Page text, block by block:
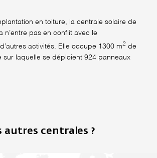
en toiture, la centrale solaire de
n’entre pas en conflit avec le
activités. Elle occupe 1300 m2 de
sur laquelle se déploient 924 panneaux
autres centrales ?